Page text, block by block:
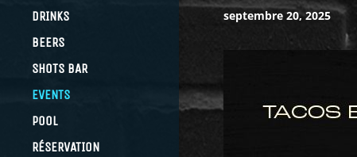
DRINKS
BEERS
SHOTS BAR
EVENTS
POOL
RÉSERVATION
septembre 20, 2025